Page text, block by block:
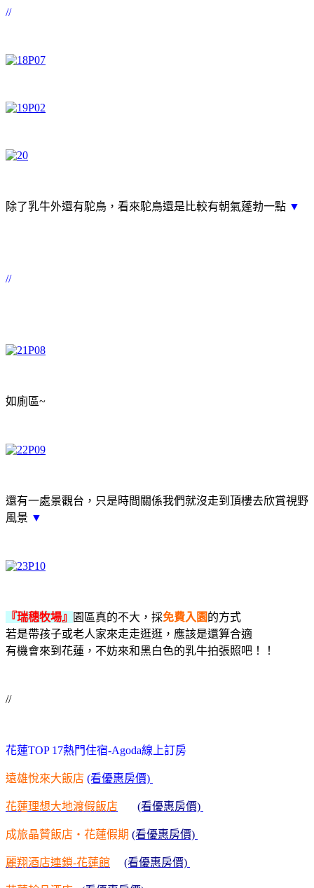
//
除了乳牛外還有駝鳥，看來駝鳥還是比較有朝氣蓬勃一點 ▼
//
如廁區~
還有一處景觀台，只是時間關係我們就沒走到頂樓去欣賞視野
風景 ▼
『瑞穗牧場』 園區真的不大，採免費入園的方式
若是帶孩子或老人家來走走逛逛，應該是還算合適
有機會來到花蓮，不妨來和黑白色的乳牛拍張照吧！！
//
花蓮TOP 17熱門住宿-Agoda線上訂房
遠雄悅來大飯店 (看優惠房價)
花蓮理想大地渡假飯店 (看優惠房價)
成旅晶贊飯店‧花蓮假期 (看優惠房價)
麗翔酒店連鎖-花蓮館 (看優惠房價)